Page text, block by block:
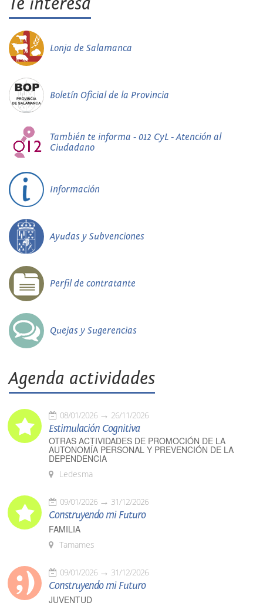
Lonja de Salamanca
Boletín Oficial de la Provincia
También te informa - 012 CyL - Atención al
Ciudadano
Información
Ayudas y Subvenciones
Perfil de contratante
Quejas y Sugerencias
Agenda actividades
08/01/2026 26/11/2026
Estimulación Cognitiva
OTRAS ACTIVIDADES DE PROMOCIÓN DE LA
AUTONOMÍA PERSONAL Y PREVENCIÓN DE LA
DEPENDENCIA
Ledesma
09/01/2026 31/12/2026
Construyendo mi Futuro
FAMILIA
Tamames
09/01/2026 31/12/2026
Construyendo mi Futuro
JUVENTUD